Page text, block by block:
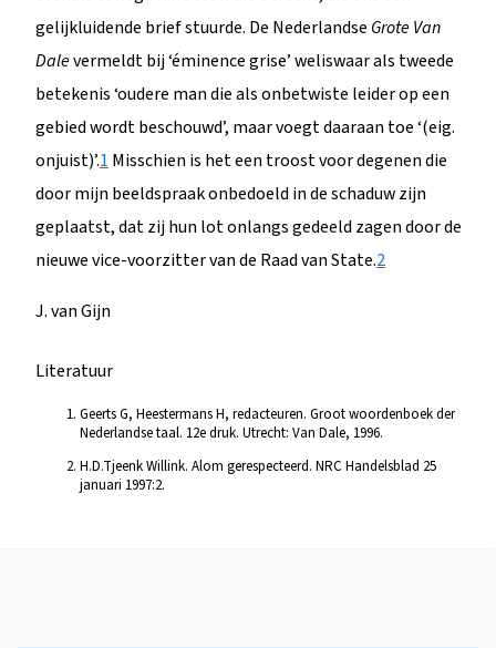
gelijkluidende brief stuurde. De Nederlandse Grote Van
Dalevermeldt bij ‘éminence grise’ weliswaar als tweede
betekenis ‘oudere man die als onbetwiste leider op een
gebied wordt beschouwd’, maar voegt daaraan toe ‘(eig.
onjuist)’.1 Misschien is het een troost voor degenen die
door mijn beeldspraak onbedoeld in de schaduw zijn
geplaatst, dat zij hun lot onlangs gedeeld zagen door de
nieuwe vice-voorzitter van de Raad van State.2
J. van Gijn
Literatuur
Geerts G, Heestermans H, redacteuren. Groot woordenboek der
Nederlandse taal. 12e druk. Utrecht: Van Dale, 1996.
H.D.Tjeenk Willink. Alom gerespecteerd. NRC Handelsblad 25
januari 1997:2.